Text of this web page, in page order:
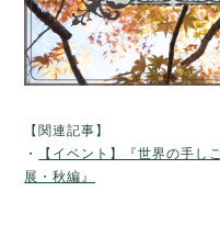
【関連記事】
・
【イベント】『世界の手し
展・秋編』